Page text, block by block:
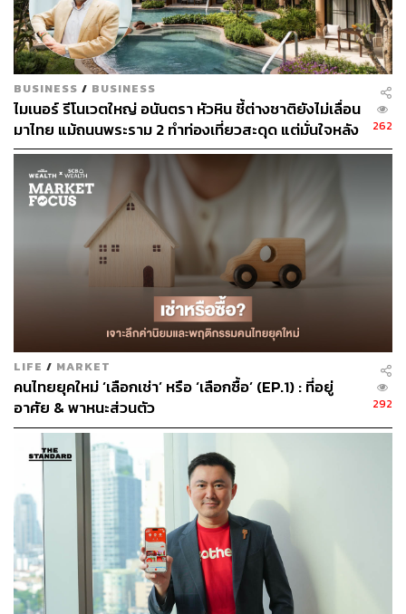
“เราอยากมีบ้านริมน้ำมาตลอด อยากมีบ้านทรงโคโลเนียล
สวยๆ ที่มี Arch เยอะๆ เหมือน The Labyrinth Home ของ
Xavier Corberó ที่สเปน นั่นคือเหตุผลว่าทำไม Arpo ถึงมีซุ้ม
โค้งเยอะมากและเด่นมาก”
Arpo Pool Villa Riverside ตั้งอยู่ใกล้กับสถานที่ดังหลายแห่ง
ไม่ว่าจะเป็นคลองบางหลวงที่ยามนี้แม้ไม่มีหุ่นละครเล็กแสดง
แล้ว แต่ก็แปรเปลี่ยนไปเป็นแหล่งเวิร์กช็อปงานฝีมือของวัยรุ่น
หรือวัดปากน้ำ เขตภาษีเจริญ สถานที่ประดิษฐานพระพุทธ
ธรรมกายเทพมงคล พระพุทธรูปปางสมาธิซึ่งสูงกว่า 69 เมตร
ที่ช่างภาพและอินสตาแกรมเมอร์นิยมหามุมถ่ายภาพอวดลง
BUSINESS / BUSINESS
ไมเนอร์ รีโนเวตใหญ่ อนันตรา หัวหิน ชี้ต่างชาติยังไม่เลื่อน
มาไทย แม้ถนนพระราม 2 ทำท่องเที่ยวสะดุด แต่มั่นใจหลัง
ทางเสร็จฟื้นแรงแน่
262
LIFE / MARKET
คนไทยยุคใหม่ ‘เลือกเช่า’ หรือ ‘เลือกซื้อ’ (EP.1) : ที่อยู่
อาศัย & พาหนะส่วนตัว
292